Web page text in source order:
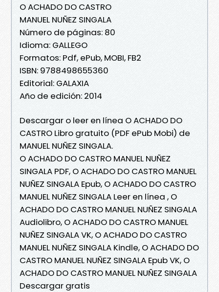
O ACHADO DO CASTRO
MANUEL NUÑEZ SINGALA
Número de páginas: 80
Idioma: GALLEGO
Formatos: Pdf, ePub, MOBI, FB2
ISBN: 9788498655360
Editorial: GALAXIA
Año de edición: 2014
Descargar o leer en línea O ACHADO DO
CASTRO Libro gratuito (PDF ePub Mobi) de
MANUEL NUÑEZ SINGALA.
O ACHADO DO CASTRO MANUEL NUÑEZ
SINGALA PDF, O ACHADO DO CASTRO MANUEL
NUÑEZ SINGALA Epub, O ACHADO DO CASTRO
MANUEL NUÑEZ SINGALA Leer en línea , O
ACHADO DO CASTRO MANUEL NUÑEZ SINGALA
Audiolibro, O ACHADO DO CASTRO MANUEL
NUÑEZ SINGALA VK, O ACHADO DO CASTRO
MANUEL NUÑEZ SINGALA Kindle, O ACHADO DO
CASTRO MANUEL NUÑEZ SINGALA Epub VK, O
ACHADO DO CASTRO MANUEL NUÑEZ SINGALA
Descargar gratis